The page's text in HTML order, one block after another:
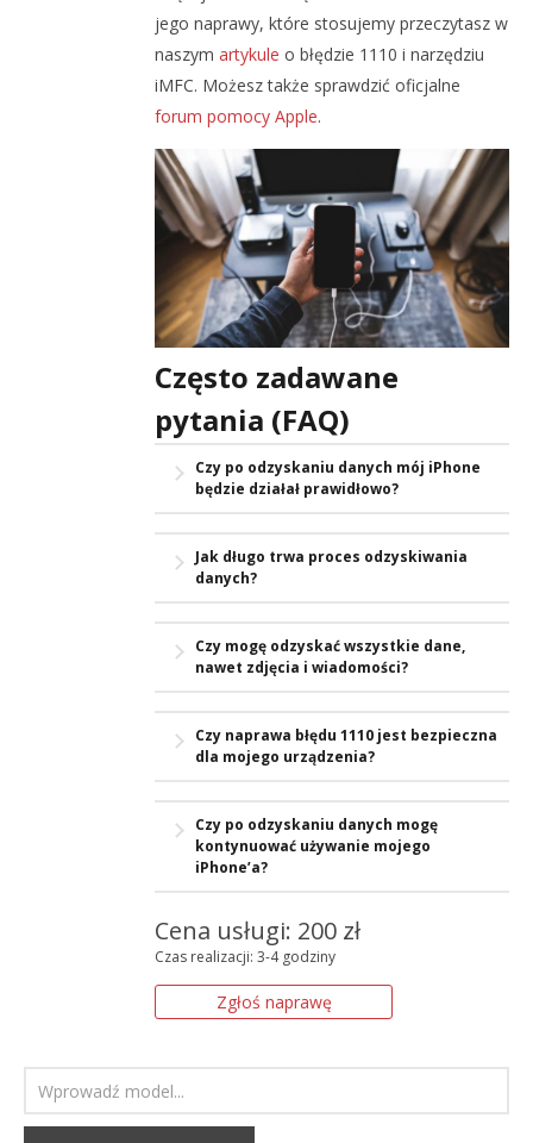
jego naprawy, które stosujemy przeczytasz w
naszym artykule o błędzie 1110 i narzędziu
iMFC. Możesz także sprawdzić oficjalne
forum pomocy Apple.
Często zadawane
pytania (FAQ)
Czy po odzyskaniu danych mój iPhone
będzie działał prawidłowo?
następnie naprawia system, co
pozwala przywrócić pełną
Jak długo trwa proces odzyskiwania
danych?
godzin, w zależności od stopnia
uszkodzenia systemu.
Czy mogę odzyskać wszystkie dane,
nawet zdjęcia i wiadomości?
odzyskanie wszystkich danych
przechowywanych na urządzeniu.
Czy naprawa błędu 1110 jest bezpieczna
dla mojego urządzenia?
powodują dodatkowych uszkodzeń
urządzenia.
Czy po odzyskaniu danych mogę
kontynuować używanie mojego
iPhone’a?
Tak, po zakończeniu naprawy i
odzyskaniu danych Twój iPhone będzie
działał jak wcześniej.
Cena usługi: 200 zł
Czas realizacji: 3-4 godziny
Zgłoś naprawę